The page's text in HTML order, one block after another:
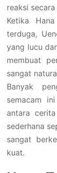
reaksi
Ketika
terduga,
yang lucu
membuat
sangat
Banyak
semacam
antara
sederhana
sangat
kuat.